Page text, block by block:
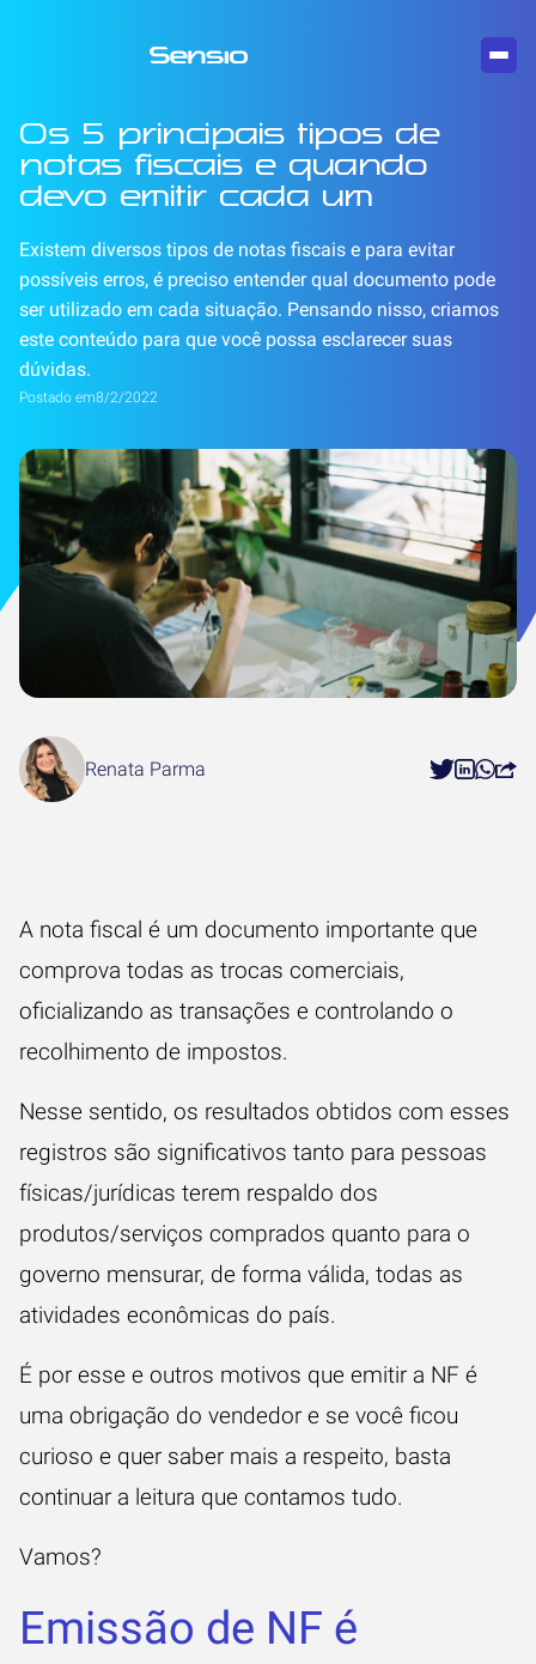
Os 5 principais tipos de
notas fiscais e quando
devo emitir cada um
Existem diversos tipos de notas fiscais e para evitar
possíveis erros, é preciso entender qual documento pode
ser utilizado em cada situação. Pensando nisso, criamos
este conteúdo para que você possa esclarecer suas
dúvidas.
Postado em8/2/2022
Renata Parma
A nota fiscal é um documento importante que
comprova todas as trocas comerciais,
oficializando as transações e controlando o
recolhimento de impostos.
Nesse sentido, os resultados obtidos com esses
registros são significativos tanto para pessoas
físicas/jurídicas terem respaldo dos
produtos/serviços comprados quanto para o
governo mensurar, de forma válida, todas as
atividades econômicas do país.
É por esse e outros motivos que emitir a NF é
uma obrigação do vendedor e se você ficou
curioso e quer saber mais a respeito, basta
continuar a leitura que contamos tudo.
Vamos?
Emissão de NF é